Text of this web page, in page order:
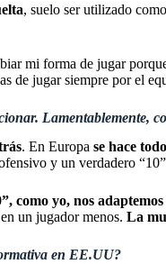
, suelo ser utilizado como
mi forma de jugar
de jugar siempre por el
Lamentablemente,
. En Europa se hace
y un verdadero
como yo, nos
un jugador menos. La
en EE.UU?